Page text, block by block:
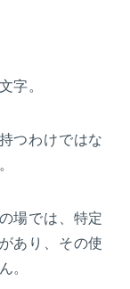
字。
つわけではな
場では、特定
あり、その使
。